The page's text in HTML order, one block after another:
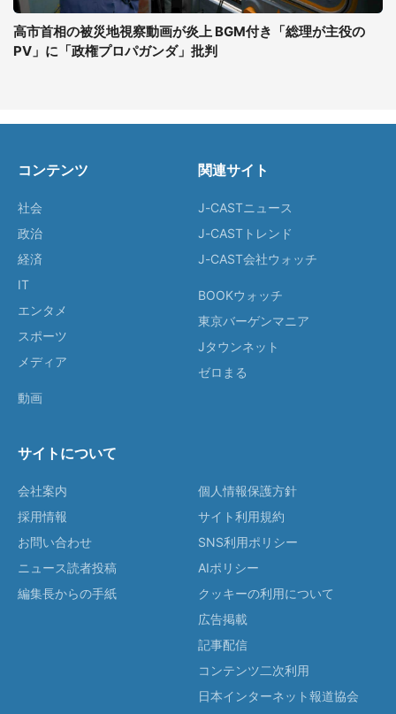
高市首相の被災地視察動画が炎上 BGM付き「総理が主役の
PV」に「政権プロパガンダ」批判
コンテンツ
社会
政治
経済
IT
エンタメ
スポーツ
メディア
動画
関連サイト
J-CASTニュース
J-CASTトレンド
J-CAST会社ウォッチ
BOOKウォッチ
東京バーゲンマニア
Jタウンネット
ゼロまる
サイトについて
会社案内
採用情報
お問い合わせ
ニュース読者投稿
編集長からの手紙
個人情報保護方針
サイト利用規約
SNS利用ポリシー
AIポリシー
クッキーの利用について
広告掲載
記事配信
コンテンツ二次利用
日本インターネット報道協会